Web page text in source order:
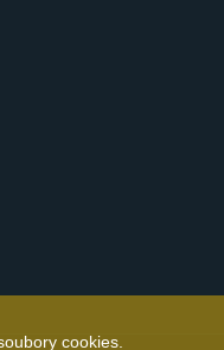
cookies.